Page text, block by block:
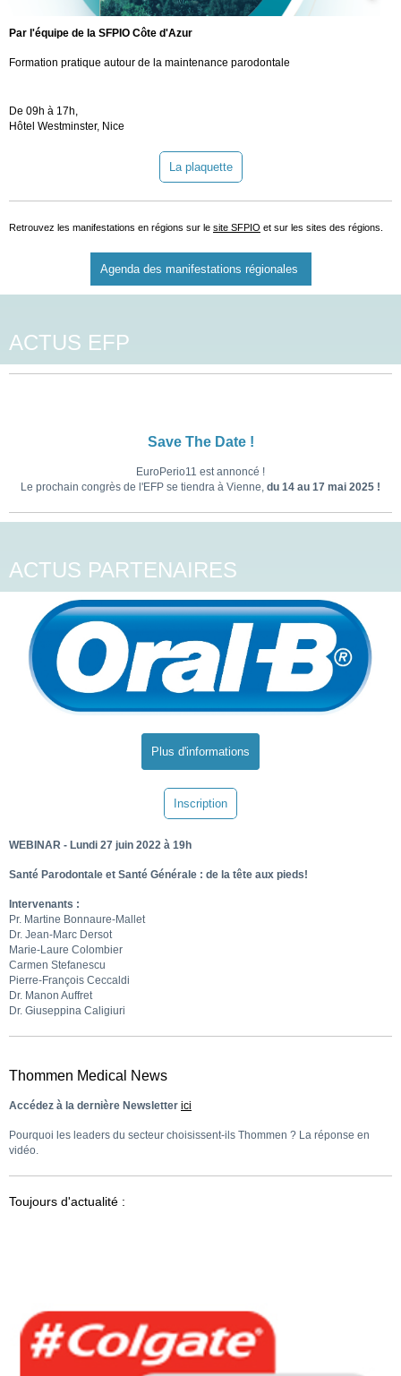
Par l'équipe de la SFPIO Côte d'Azur
Formation pratique autour de la maintenance parodontale
De 09h à 17h,
Hôtel Westminster, Nice
La plaquette
Retrouvez les manifestations en régions sur le site SFPIO et sur les sites des régions.
Agenda des manifestations régionales
ACTUS EFP
Save The Date !
EuroPerio11 est annoncé !
Le prochain congrès de l'EFP se tiendra à Vienne, du 14 au 17 mai 2025 !
ACTUS PARTENAIRES
Plus d'informations
Inscription
WEBINAR - Lundi 27 juin 2022 à 19h
Santé Parodontale et Santé Générale : de la tête aux pieds!
Intervenants :
Pr. Martine Bonnaure-Mallet
Dr. Jean-Marc Dersot
Marie-Laure Colombier
Carmen Stefanescu
Pierre-François Ceccaldi
Dr. Manon Auffret
Dr. Giuseppina Caligiuri
Thommen Medical News
Accédez à la dernière Newsletter ici
Pourquoi les leaders du secteur choisissent-ils Thommen ? La réponse en
vidéo.
Toujours d'actualité :